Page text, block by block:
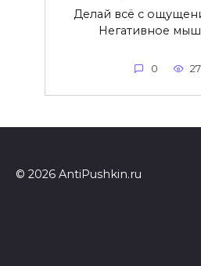
Делай всё с
Негативное
0 27
© 2026 AntiPushkin.ru